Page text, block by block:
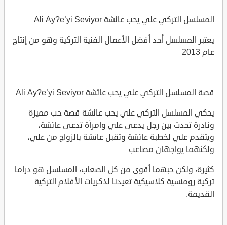
المسلسل التركي علي يحب عائشة Ali Ay?e’yi Seviyor
يعتبر المسلسل أحد أفضل الأعمال الفنية التركية وهو من إنتاج
عام 2013
قصة المسلسل التركي علي يحب عائشة Ali Ay?e’yi Seviyor
يحكي المسلسل التركي علي يحب عائشة قصة حب مميزة
ونادرة تحدث بين رجل يدعى علي وامرأة تدعى عائشة،
ويتقدم علي لخطبة عائشة وتقبل عائشة بالزواج من علي،
ولكنهما يواجهان مصاعب
كثيرة، ولكن حبهما أقوى من كل الصعاب، المسلسل هو دراما
تركية رومنسية كلاسيكية تعيدنا لذكريات الأفلام التركية
القديمة.